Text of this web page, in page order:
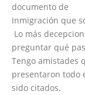
documento de
Inmigración que
Lo más
preguntar qué
Tengo amistades
presentaron todo
sido citados.